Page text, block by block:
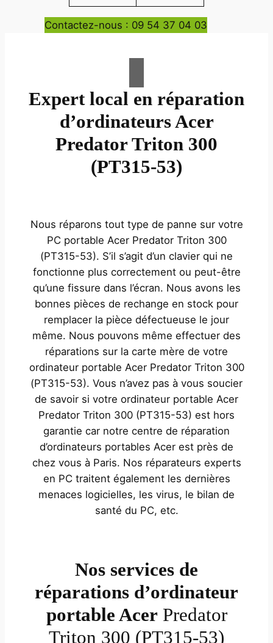
Contactez-nous : 09 54 37 04 03
Expert local en réparation
d’ordinateurs Acer
Predator Triton 300
(PT315-53)
Nous réparons tout type de panne sur votre
PC portable Acer Predator Triton 300
(PT315-53). S’il s’agit d’un clavier qui ne
fonctionne plus correctement ou peut-être
qu’une fissure dans l’écran. Nous avons les
bonnes pièces de rechange en stock pour
remplacer la pièce défectueuse le jour
même. Nous pouvons même effectuer des
réparations sur la carte mère de votre
ordinateur portable Acer Predator Triton 300
(PT315-53). Vous n’avez pas à vous soucier
de savoir si votre ordinateur portable Acer
Predator Triton 300 (PT315-53) est hors
garantie car notre centre de réparation
d’ordinateurs portables Acer est près de
chez vous à Paris. Nos réparateurs experts
en PC traitent également les dernières
menaces logicielles, les virus, le bilan de
santé du PC, etc.
Nos services de
réparations d’ordinateur
portable Acer Predator
Triton 300 (PT315-53)